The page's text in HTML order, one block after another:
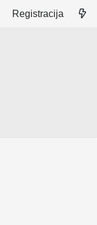
Registracija